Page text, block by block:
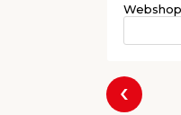
Webshop
Forrige